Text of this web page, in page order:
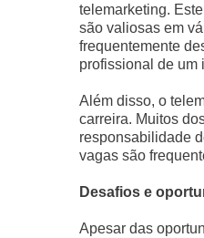
telemarketing.
são valiosas em
frequentemente
profissional de um
Além disso, o
carreira. Muitos
responsabilidade
vagas são
Desafios e
Apesar das